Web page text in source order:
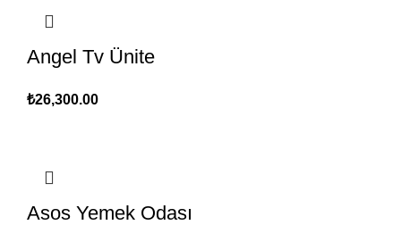
Angel Tv Ünite
₺26,300.00
Asos Yemek Odası